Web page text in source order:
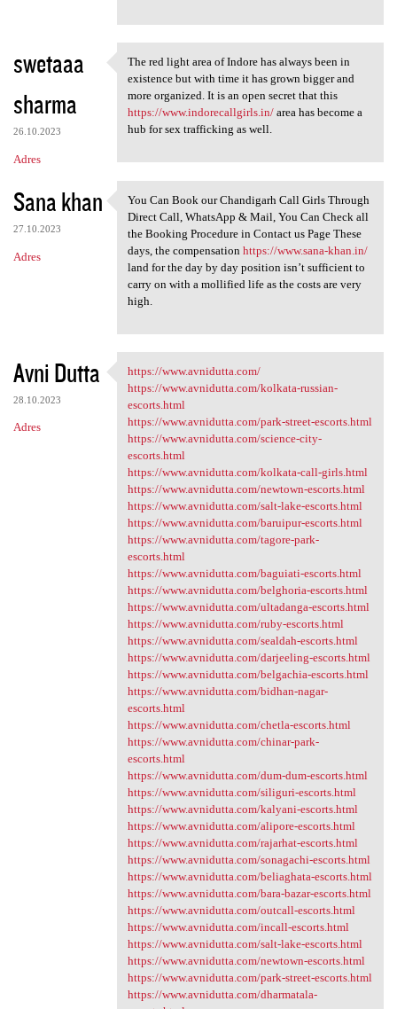
swetaaa
sharma
26.10.2023
Adres
The red light area of Indore
The red light area of Indore has always been in
existence but with time it has grown bigger and
more organized. It is an open secret that this
https://www.indorecallgirls.in/area has become a
hub for sex trafficking as well.
Sana khan
27.10.2023
Adres
You Can Book our Chandigarh
You Can Book our Chandigarh Call Girls Through
Direct Call, WhatsApp & Mail, You Can Check all
the Booking Procedure in Contact us Page These
days, the compensation https://www.sana-khan.in/
land for the day by day position isn’t sufficient to
carry on with a mollified life as the costs are very
high.
Avni Dutta
28.10.2023
Adres
https://www.avnidutta.com/
https://www.avnidutta.com/
https://www.avnidutta.com/kolkata-russian-
escorts.html
https://www.avnidutta.com/park-street-escorts.html
https://www.avnidutta.com/science-city-
escorts.html
https://www.avnidutta.com/kolkata-call-girls.html
https://www.avnidutta.com/newtown-escorts.html
https://www.avnidutta.com/salt-lake-escorts.html
https://www.avnidutta.com/baruipur-escorts.html
https://www.avnidutta.com/tagore-park-
escorts.html
https://www.avnidutta.com/baguiati-escorts.html
https://www.avnidutta.com/belghoria-escorts.html
https://www.avnidutta.com/ultadanga-escorts.html
https://www.avnidutta.com/ruby-escorts.html
https://www.avnidutta.com/sealdah-escorts.html
https://www.avnidutta.com/darjeeling-escorts.html
https://www.avnidutta.com/belgachia-escorts.html
https://www.avnidutta.com/bidhan-nagar-
escorts.html
https://www.avnidutta.com/chetla-escorts.html
https://www.avnidutta.com/chinar-park-
escorts.html
https://www.avnidutta.com/dum-dum-escorts.html
https://www.avnidutta.com/siliguri-escorts.html
https://www.avnidutta.com/kalyani-escorts.html
https://www.avnidutta.com/alipore-escorts.html
https://www.avnidutta.com/rajarhat-escorts.html
https://www.avnidutta.com/sonagachi-escorts.html
https://www.avnidutta.com/beliaghata-escorts.html
https://www.avnidutta.com/bara-bazar-escorts.html
https://www.avnidutta.com/outcall-escorts.html
https://www.avnidutta.com/incall-escorts.html
https://www.avnidutta.com/salt-lake-escorts.html
https://www.avnidutta.com/newtown-escorts.html
https://www.avnidutta.com/park-street-escorts.html
https://www.avnidutta.com/dharmatala-